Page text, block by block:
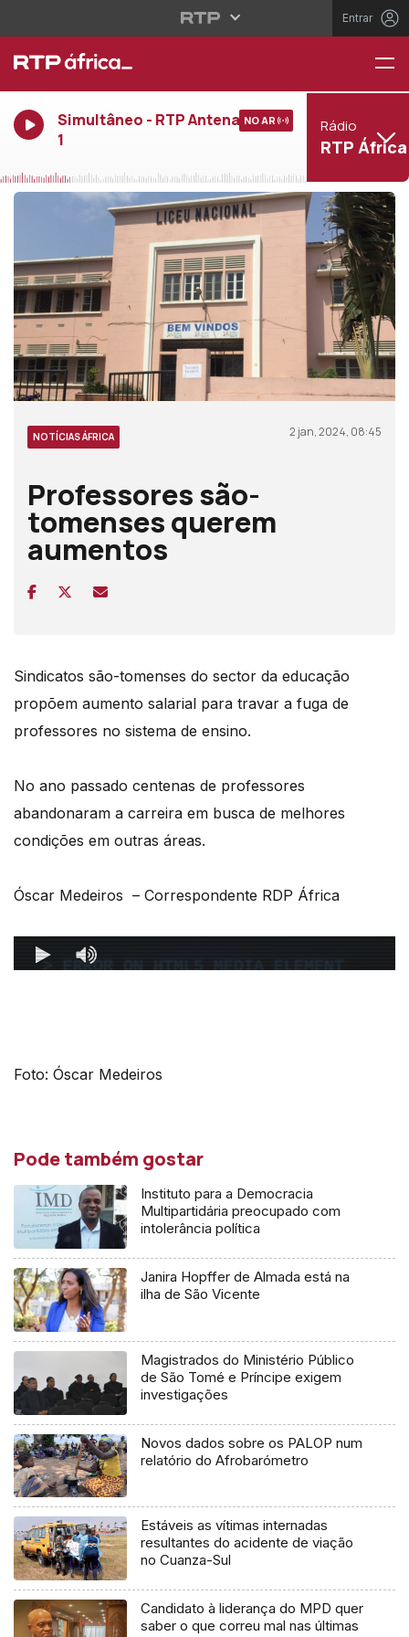
Entrar
Simultâneo - RTP Antena
1
NO AR Rádio
RTP África
NOTÍCIAS ÁFRICA 2 jan, 2024, 08:45
Professores são-
tomenses querem
aumentos
Sindicatos são-tomenses do sector da educação
propõem aumento salarial para travar a fuga de
professores no sistema de ensino.
No ano passado centenas de professores
abandonaram a carreira em busca de melhores
condições em outras áreas.
Óscar Medeiros – Correspondente RDP África
Foto: Óscar Medeiros
Pode também gostar
Instituto para a Democracia
Multipartidária preocupado com
intolerância política
Janira Hopffer de Almada está na
ilha de São Vicente
Magistrados do Ministério Público
de São Tomé e Príncipe exigem
investigações
Novos dados sobre os PALOP num
relatório do Afrobarómetro
Estáveis as vítimas internadas
resultantes do acidente de viação
no Cuanza-Sul
Candidato à liderança do MPD quer
saber o que correu mal nas últimas